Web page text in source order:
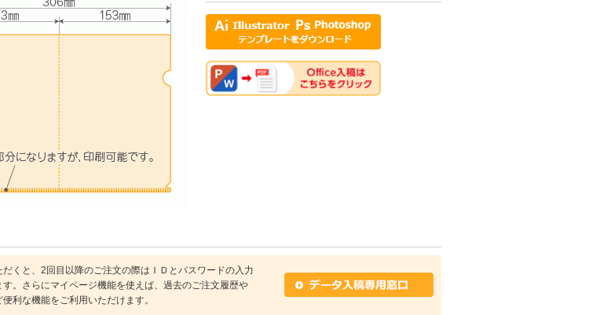
くと、2回目以降のご注文の際はＩＤとパスワードの入力
。さらにマイページ機能を使えば、過去のご注文履歴や
利な機能をご利用いただけます。